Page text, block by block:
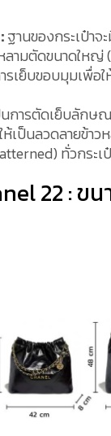
ฐานของกระเป๋าจ
ลามตัดขนาดใหญ่
รเย็บขอบมุมเพื่อ
นการตัดเย็บลักษ
เป็นลวดลายข้าว
ทั่วกระเ
22 : ข